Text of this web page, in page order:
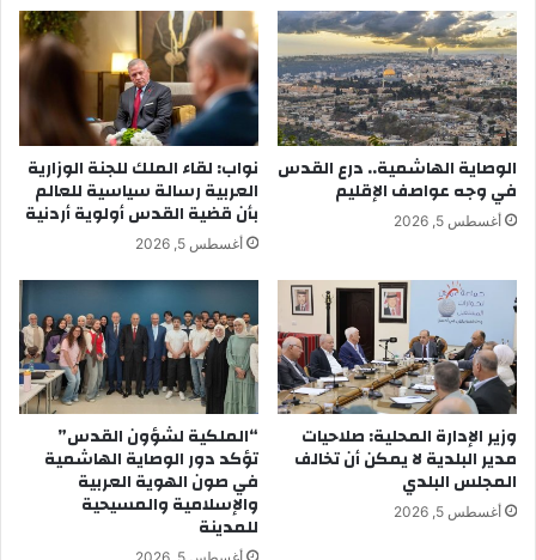
الوصاية الهاشمية.. درع القدس
في وجه عواصف الإقليم
أغسطس 5, 2026
نواب: لقاء الملك للجنة الوزارية
العربية رسالة سياسية للعالم
بأن قضية القدس أولوية أردنية
أغسطس 5, 2026
وزير الإدارة المحلية: صلاحيات
مدير البلدية لا يمكن أن تخالف
المجلس البلدي
أغسطس 5, 2026
“الملكية لشؤون القدس”
تؤكد دور الوصاية الهاشمية
في صون الهوية العربية
والإسلامية والمسيحية
للمدينة